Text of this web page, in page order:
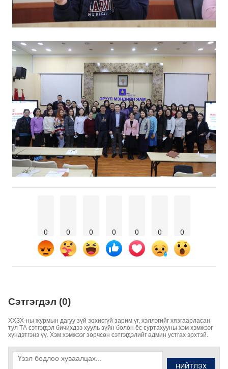
0 0 0 0 0 0 0
Сэтгэгдэл (0)
ХХЗХ-ны журмын дагуу зүй зохисгүй зарим үг, хэллэгийг хязгаарласан
тул ТА сэтгэгдэл бичихдээ хууль зүйн болон ёс суртахууны хэм хэмжээг
хүндэтгэнэ үү. Хэм хэмжээг зөрчсөн сэтгэгдэлийг админ устгах эрхтэй.
НИЙТЛЭХ